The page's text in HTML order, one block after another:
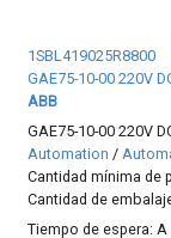
1SBL419025R8800
GAE75-10-00 220V
ABB
GAE75-10-00 220V
Automation /
Cantidad mínima de
Cantidad de
Tiempo de espera:A